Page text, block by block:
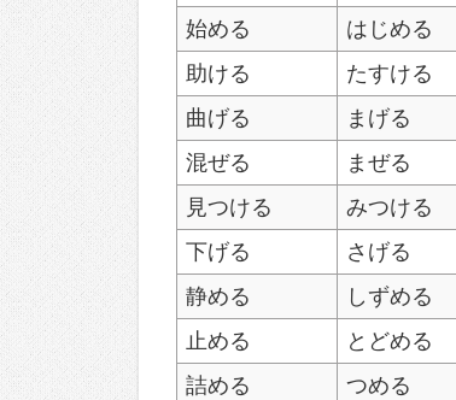
始める
はじめる
助ける
たすける
曲げる
まげる
混ぜる
まぜる
見つける
みつける
下げる
さげる
静める
しずめる
止める
とどめる
詰める
つめる